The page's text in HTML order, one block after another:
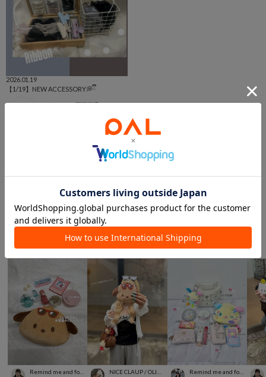
2026.01.19
【1/19】NEW ACCESSORY💭ྀི
ららぽーと新三郷店
こんなアイテムも見ています
スタッフスナップ
＃サンリオ
Remind me and forever